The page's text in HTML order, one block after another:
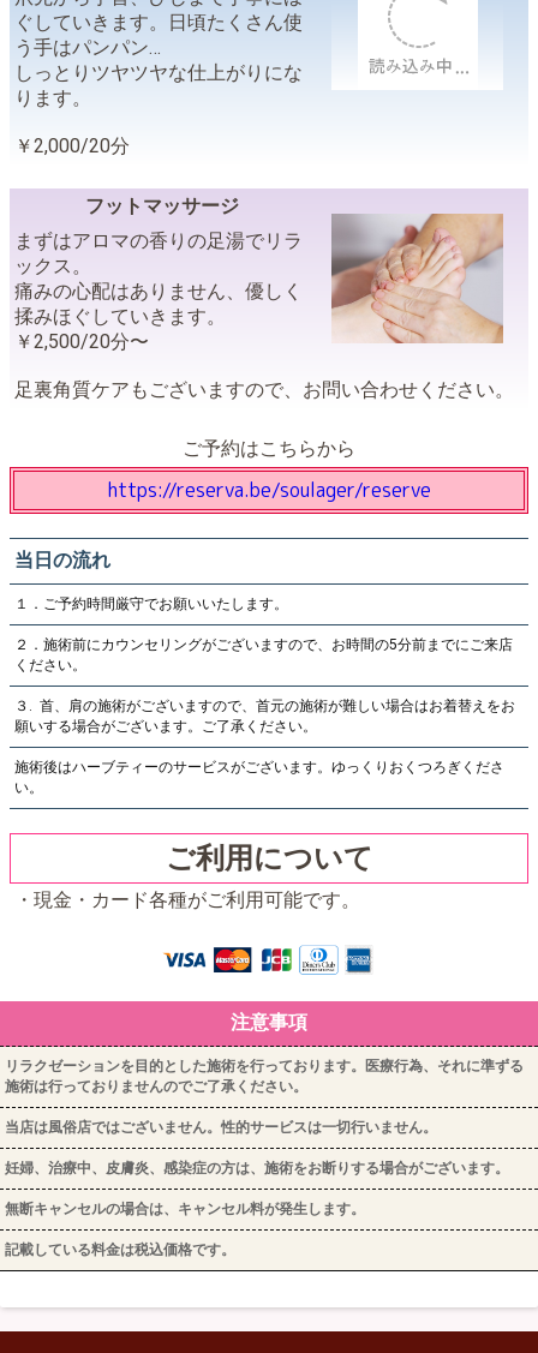
ぐしていきます。日頃たくさん使
う手はパンパン…
しっとりツヤツヤな仕上がりにな
ります。
￥2,000/20分
フットマッサージ
まずはアロマの香りの足湯でリラ
ックス。
痛みの心配はありません、優しく
揉みほぐしていきます。
￥2,500/20分〜
足裏角質ケアもございますので、お問い合わせください。
ご予約はこちらから
https://reserva.be/soulager/reserve
当日の流れ
１．ご予約時間厳守でお願いいたします。
２．施術前にカウンセリングがございますので、お時間の5分前までにご来店
ください。
３. 首、肩の施術がございますので、首元の施術が難しい場合はお着替えをお
願いする場合がございます。ご了承ください。
施術後はハーブティーのサービスがございます。ゆっくりおくつろぎくださ
い。
ご利用について
・現金・カード各種がご利用可能です。
注意事項
リラクゼーションを目的とした施術を行っております。医療行為、それに準ずる
施術は行っておりませんのでご了承ください。
当店は風俗店ではございません。性的サービスは一切行いません。
妊婦、治療中、皮膚炎、感染症の方は、施術をお断りする場合がございます。
無断キャンセルの場合は、キャンセル料が発生します。
記載している料金は税込価格です。